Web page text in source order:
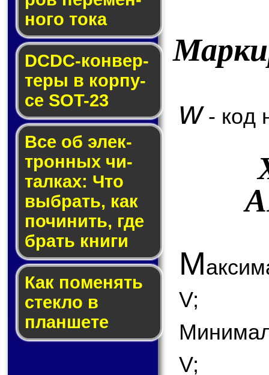
но­го то­ка
DCDC-кон­вер­
те­ры в кор­пу­
се SOT-23
Все об элек­
трон­ных чи­
тал­ках: Что
выб­рать, как
по­чи­нить, где
брать кни­ги
Как по­ме­нять
стек­ло в
планшете
w- код
М
V;
V;